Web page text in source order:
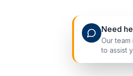
Need
Our
to assist